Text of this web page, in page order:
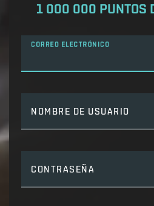
1 000 000 PUNTOS
CORREO ELECTRÓNICO
NOMBRE DE USUARIO
CONTRASEÑA